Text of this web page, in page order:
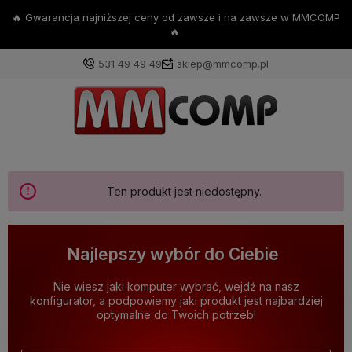
💪Darmowa dostawa już od 200zł 💪
531 49 49 49 sklep@mmcomp.pl
Ten produkt jest niedostępny.
Najlepszy wybór do Ciebie
Nie wiesz jaki komputer wybrać, wejdź na nasz
konfigurator, a podpowiemy jaki produkt jest najbardziej
optymalne do Twoich potrzeb!